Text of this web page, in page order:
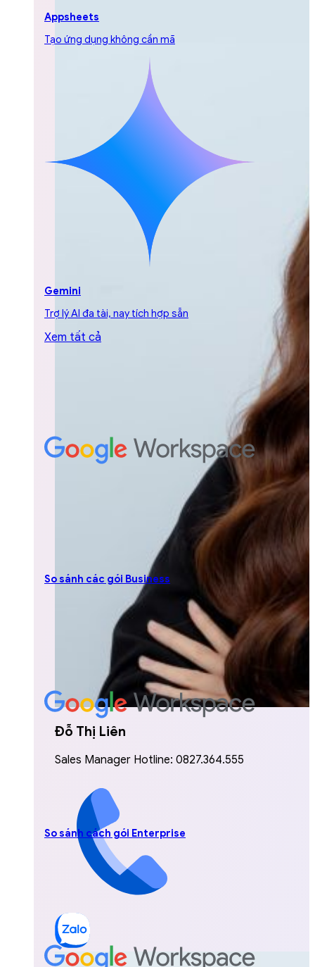
Đỗ Thị Liên
Sales Manager Hotline: 0827.364.555
Appsheets
Tạo ứng dụng không cần mã
Gemini
Trợ lý AI đa tài, nay tích hợp sẵn
Xem tất cả
So sánh các gói Business
So sánh cách gói Enterprise